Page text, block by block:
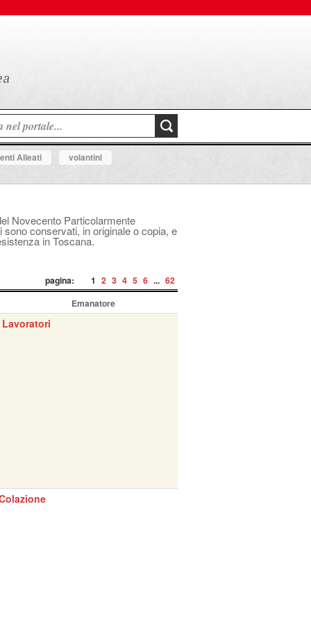
Alleati
volantini
Novecento Particolarmente
conservati, in originale o copia, e
in Toscana.
pagina: 1 2 3 4 5 6 ... 62
Emanatore
Lavoratori